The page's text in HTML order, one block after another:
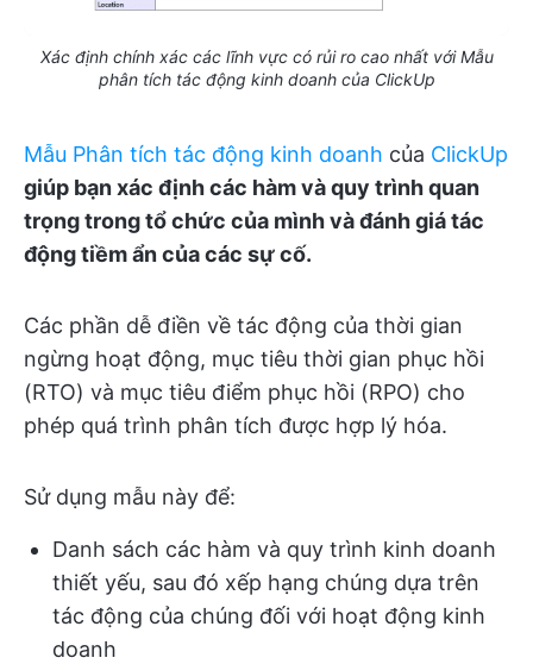
Xác định chính xác các lĩnh vực có rủi ro cao nhất với Mẫu
phân tích tác động kinh doanh của ClickUp
Mẫu Phân tích tác động kinh doanh của ClickUp
giúp bạn xác định các hàm và quy trình quan
trọng trong tổ chức của mình và đánh giá tác
động tiềm ẩn của các sự cố.
Các phần dễ điền về tác động của thời gian
ngừng hoạt động, mục tiêu thời gian phục hồi
(RTO) và mục tiêu điểm phục hồi (RPO) cho
phép quá trình phân tích được hợp lý hóa.
Sử dụng mẫu này để:
Danh sách các hàm và quy trình kinh doanh
thiết yếu, sau đó xếp hạng chúng dựa trên
tác động của chúng đối với hoạt động kinh
doanh